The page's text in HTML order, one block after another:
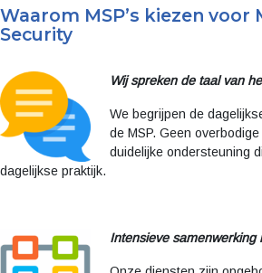
Waarom MSP’s kiezen voor
Security
Wij spreken de taal van
We begrijpen de
de MSP. Geen
duidelijke ondersteuning
dagelijkse praktijk.
Intensieve samenwerking